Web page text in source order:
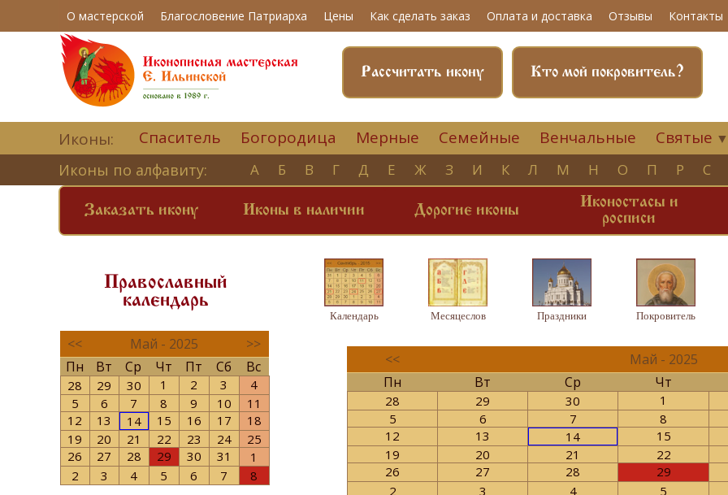
О мастерской Благословение Патриарха Цены Как сделать заказ Оплата и доставка Отзывы Контакты
Кто мой покровитель?
Рассчитать икону
Иконы: Спаситель Богородица Мерные Семейные Венчальные Святые ▼
Иконы по алфавиту: А Б В Г Д Е Ж З И К Л М Н О П Р С
Заказать икону Иконы в наличии Дорогие иконы
Иконостасы и
росписи
Православный
календарь
<< Май - 2025
>>
Пн
Вт Ср Чт Пт Сб Вс
28 29 30 1 2 3
4
5
6 7 8 9 10
11
12
13 14 15 16 17
18
19
20 21 22 23 24
25
26
27 28 29 30 31
1
2
3 4 5 6 7 8
Календарь Месяцеслов Праздники Покровитель
<< Май - 2025
Пн
Вт Ср Чт
28 29 30 1
5
6 7 8
12
13 14 15
19
20 21 22
26
27 28 29
2
3 4 5